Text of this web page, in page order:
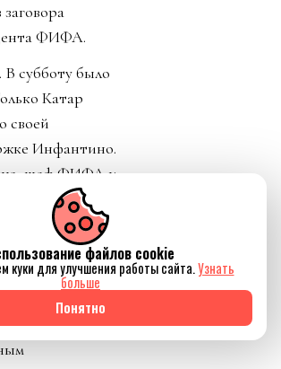
ФИФА.
субботу было
Катар
своей
Инфантино.
шеф ФИФА и
у них провел,
джете летал по
и лично
летал делать
Катара.
файлов cookie
куки для улучшения работы сайта.Узнать
больше
Понятно